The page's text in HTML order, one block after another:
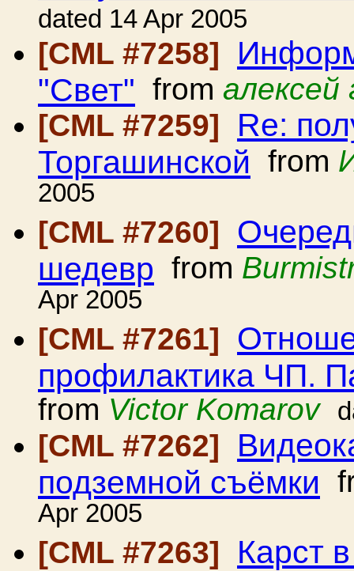
dated 14 Apr 2005
[CML #7258]
"Свет" from алексей
[CML #7259]
Re:
Торгашинской from
2005
[CML #7260]
шедевр from
Apr 2005
[CML #7261]
профилактика ЧП.
from Victor Komarov
[CML #7262]
подземной съёмки
Apr 2005
[CML #7263]
Карст